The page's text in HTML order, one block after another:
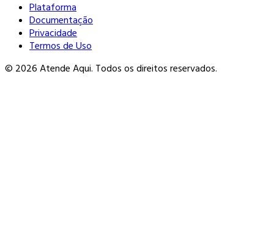
Plataforma
Documentação
Privacidade
Termos de Uso
© 2026 Atende Aqui. Todos os direitos reservados.